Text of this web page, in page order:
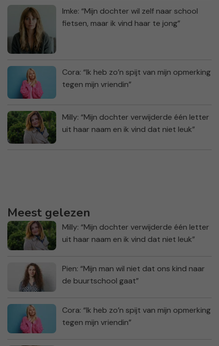
Imke: “Mijn dochter wil zelf naar school
fietsen, maar ik vind haar te jong”
Cora: “Ik heb zo’n spijt van mijn opmerking
tegen mijn vriendin”
Milly: “Mijn dochter verwijderde één letter
uit haar naam en ik vind dat niet leuk”
Meest gelezen
Milly: “Mijn dochter verwijderde één letter
uit haar naam en ik vind dat niet leuk”
Pien: “Mijn man wil niet dat ons kind naar
de buurtschool gaat”
Cora: “Ik heb zo’n spijt van mijn opmerking
tegen mijn vriendin”